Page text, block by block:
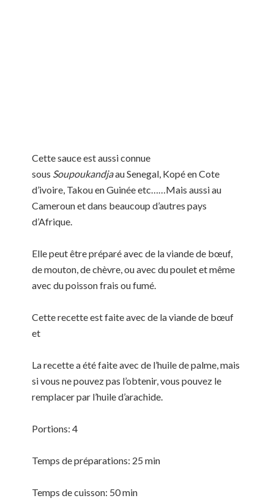
Cette sauce est aussi connue
sous Soupoukandjaau Senegal, Kopé en Cote
d’ivoire, Takou en Guinée etc……Mais aussi au
Cameroun et dans beaucoup d’autres pays
d’Afrique.
Elle peut être préparé avec de la viande de bœuf,
de mouton, de chèvre, ou avec du poulet et même
avec du poisson frais ou fumé.
Cette recette est faite avec de la viande de bœuf
et
La recette a été faite avec de l’huile de palme, mais
si vous ne pouvez pas l’obtenir, vous pouvez le
remplacer par l’huile d’arachide.
Portions: 4
Temps de préparations: 25 min
Temps de cuisson: 50 min